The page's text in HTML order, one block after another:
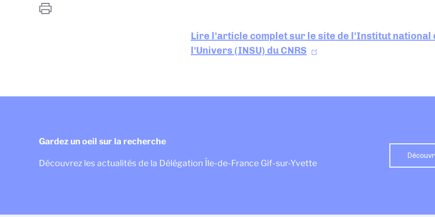
Lire l'article complet sur le site de l'Institut national
l'Univers (INSU) du CNRS
Gardez un oeil sur la recherche
Découvrez les actualités de la Délégation Île-de-France Gif-sur-Yvette